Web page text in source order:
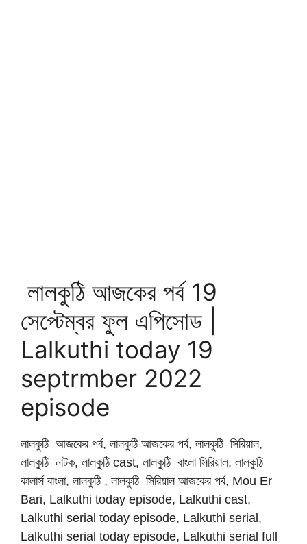
লালকুঠি আজকের পর্ব 19
সেপ্টেম্বর ফুল এপিসোড |
Lalkuthi today 19
septrmber 2022
episode
লালকুঠি আজকের পর্ব, লালকুঠি আজকের পর্ব, লালকুঠি সিরিয়াল,
লালকুঠি নাটক, লালকুঠি cast, লালকুঠি বাংলা সিরিয়াল, লালকুঠি
কালার্স বাংলা, লালকুঠি , লালকুঠি সিরিয়াল আজকের পর্ব, Mou Er
Bari, Lalkuthi today episode, Lalkuthi cast,
Lalkuthi serial today episode, Lalkuthi serial,
Lalkuthi serial today episode, Lalkuthi serial full